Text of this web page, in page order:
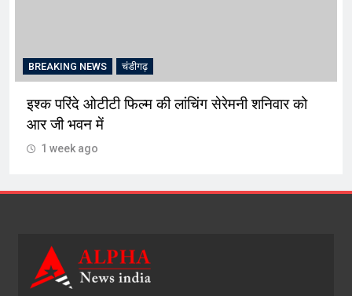
BREAKING NEWS चंडीगढ़
इश्क परिंदे ओटीटी फिल्म की लांचिंग सेरेमनी शनिवार को
आर जी भवन में
1 week ago